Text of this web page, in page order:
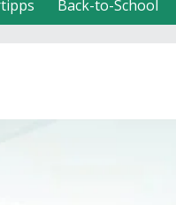
Back-to-School